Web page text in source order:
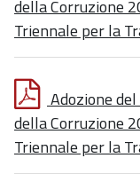
della Corruzione
Triennale per la
Adozione
della Corruzione
Triennale per la